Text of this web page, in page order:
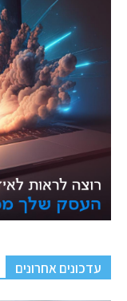
עדכונים אחרונים